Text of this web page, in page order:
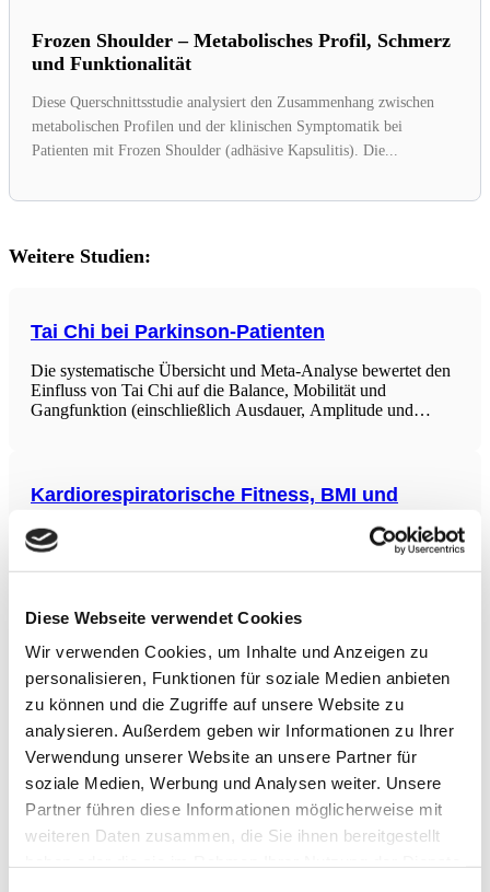
Diese Webseite verwendet Cookies
Wir verwenden Cookies, um Inhalte und Anzeigen zu
personalisieren, Funktionen für soziale Medien anbieten
zu können und die Zugriffe auf unsere Website zu
analysieren. Außerdem geben wir Informationen zu Ihrer
Verwendung unserer Website an unsere Partner für
soziale Medien, Werbung und Analysen weiter. Unsere
Partner führen diese Informationen möglicherweise mit
weiteren Daten zusammen, die Sie ihnen bereitgestellt
Frozen Shoulder – Metabolisches Profil, Schmerz
und Funktionalität
Diese Querschnittsstudie analysiert den Zusammenhang zwischen
metabolischen Profilen und der klinischen Symptomatik bei
Patienten mit Frozen Shoulder (adhäsive Kapsulitis). Die...
Weitere Studien:
Tai Chi bei Parkinson-Patienten
Die systematische Übersicht und Meta-Analyse bewertet den
Einfluss von Tai Chi auf die Balance, Mobilität und
Gangfunktion (einschließlich Ausdauer, Amplitude und
Kardiorespiratorische Fitness, BMI und
Die systematische Überprüfung und Meta-Analyse beleuchtet,
wie kardiorespiratorische Fitness (CRF) und Body Mass
Erkrankungen (CVD) und die Gesamtmortalität beeinflussen.
analysiert. Die Ergebnisse zeigen, dass übergewichtige und
fitte
Präoperatives morphofunktionelles
Assessment und individualisiertes Prähab-
Programm
Die Studie untersuchte die Durchführbarkeit einer
präoperativen morphofunktionellen Beurteilung
(Morphofunctional Assessment) sowie die Wirksamkeit eines
individualisierten Prähabilitationsprogramms bei 138
Patientinnen und Patienten vor größeren elektiven
Operationen. Ziel war es, Ernährungszustand, Muskelmasse,